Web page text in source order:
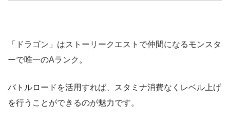
「ドラゴン」はストーリークエストで仲間になるモンスタ
ーで唯一のAランク。
バトルロードを活用すれば、スタミナ消費なくレベル上げ
を行うことができるのが魅力です。